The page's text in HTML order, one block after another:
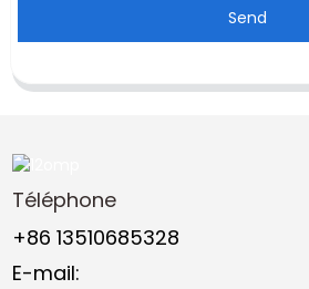
Send
Téléphone
+86 13510685328
E-mail: